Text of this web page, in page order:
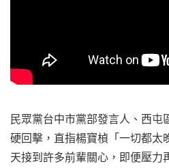
民眾黨台中市黨部發言人、西屯
硬回擊，直指楊寶楨「一切都太
天接到許多前輩關心，即便壓力